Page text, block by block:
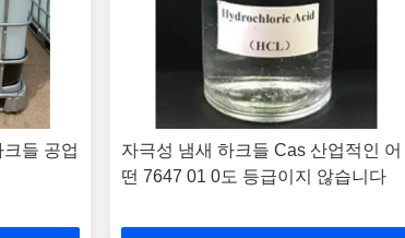
들 공업
자극성 냄새 하크들 Cas 산업적인 어
떤 7647 01 0도 등급이지 않습니다